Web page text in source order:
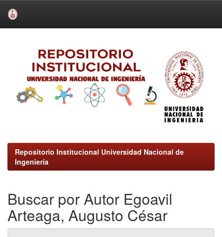
Repositorio Institucional Universidad Nacional de
Ingeniería
Buscar por Autor Egoavil
Arteaga, Augusto César